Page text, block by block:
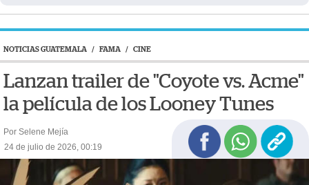
NOTICIAS GUATEMALA / FAMA / CINE
Lanzan trailer de "Coyote vs. Acme"
la película de los Looney Tunes
Por Selene Mejía
24 de julio de 2026, 00:19